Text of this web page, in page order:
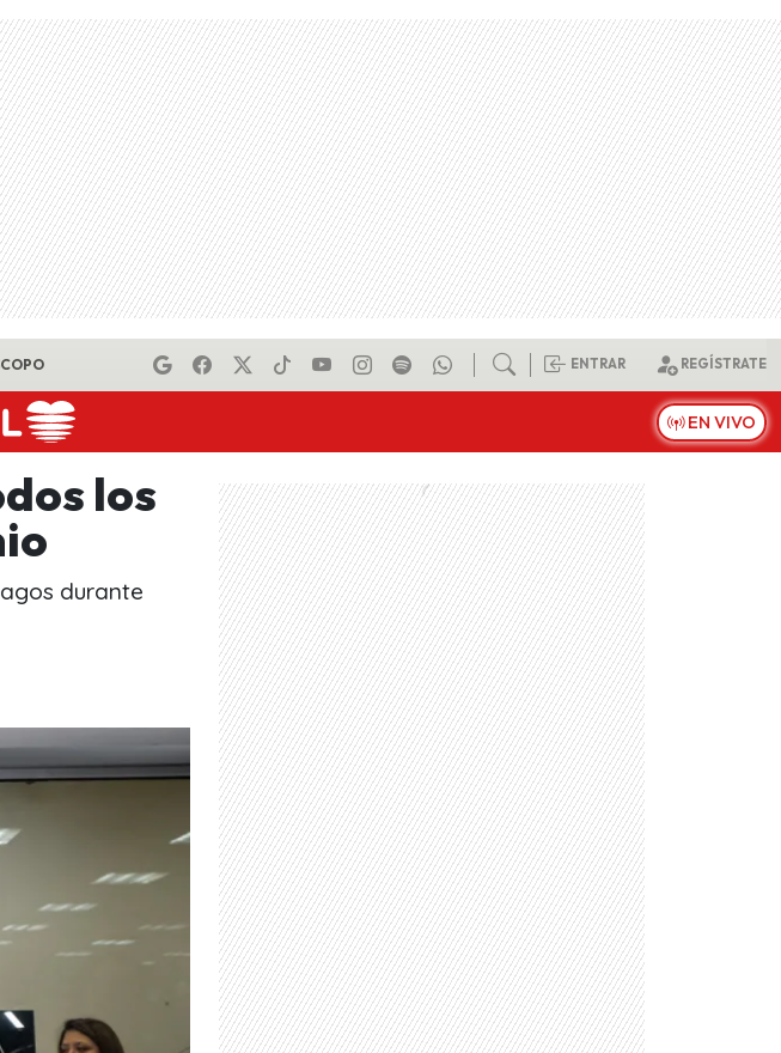
ENTRAR REGÍSTRATE
EN VIVO
los
durante